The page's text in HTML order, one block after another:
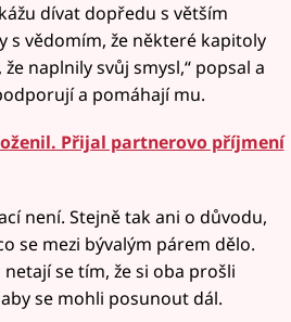
dívat dopředu s větším
s vědomím, že některé kapitoly
naplnily svůj smysl,“ popsal a
a pomáhají mu.
Přijal partnerovo příjmení
není. Stejně tak ani o důvodu,
se mezi bývalým párem dělo.
se tím, že si oba prošli
se mohli posunout dál.